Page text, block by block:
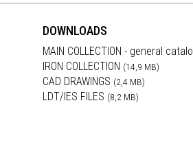
DOWNLOADS
MAIN COLLECTION - general
IRON COLLECTION (14,9 MB)
CAD DRAWINGS (2,4 MB)
LDT/IES FILES (8,2 MB)